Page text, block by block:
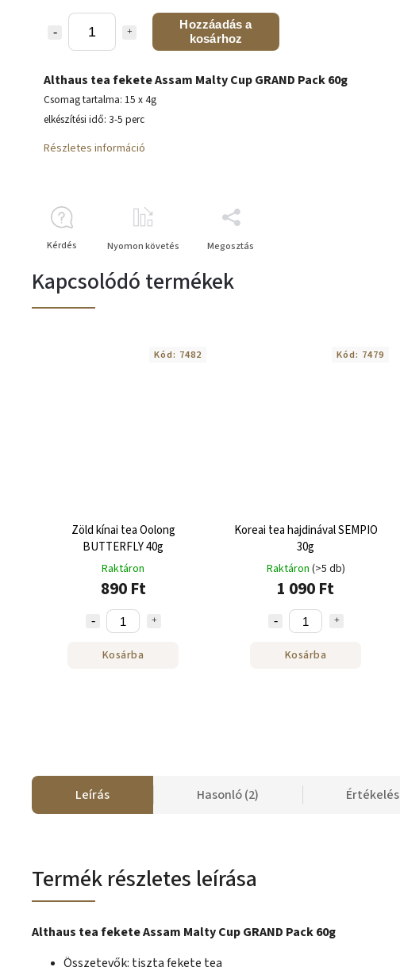
Hozzáadás a
kosárhoz
Althaus tea fekete Assam Malty Cup GRAND Pack 60g
Csomag tartalma: 15 x 4g
elkészítési idő: 3-5 perc
Részletes információ
Kérdés Nyomon követés Megosztás
Kapcsolódó termékek
Zöld kínai tea Oolong
BUTTERFLY 40g
Raktáron
890 Ft
Kosárba
Kód: 7482
Koreai tea hajdinával SEMPIO
30g
Raktáron (>5 db)
1 090 Ft
Kosárba
Kód: 7479
Leírás Hasonló (2) Értékelés
Termék részletes leírása
Althaus tea fekete Assam Malty Cup GRAND Pack 60g
Összetevők: tiszta fekete tea